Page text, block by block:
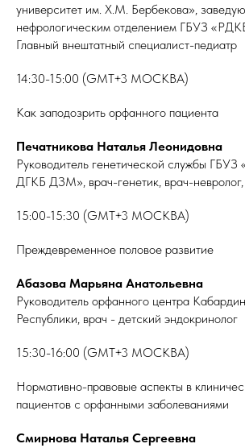
университет им. Х.М. Бербекова»,
нефрологическим отделением ГБУЗ
Главный внештатный специалист-педиатр
14:30-15:00 (GMT+3 МОСКВА)
Как заподозрить орфанного пациента
Печатникова Наталья Леонидовна
Руководитель генетической службы ГБУЗ
ДГКБ ДЗМ», врач-генетик, врач-
15:00-15:30 (GMT+3 МОСКВА)
Преждевременное половое развитие
Абазова Марьяна Анатольевна
Руководитель орфанного центра
Республики, врач - детский эндокринолог
15:30-16:00 (GMT+3 МОСКВА)
Нормативно-правовые аспекты в
пациентов с орфанными заболеваниями
Смирнова Наталья Сергеевна